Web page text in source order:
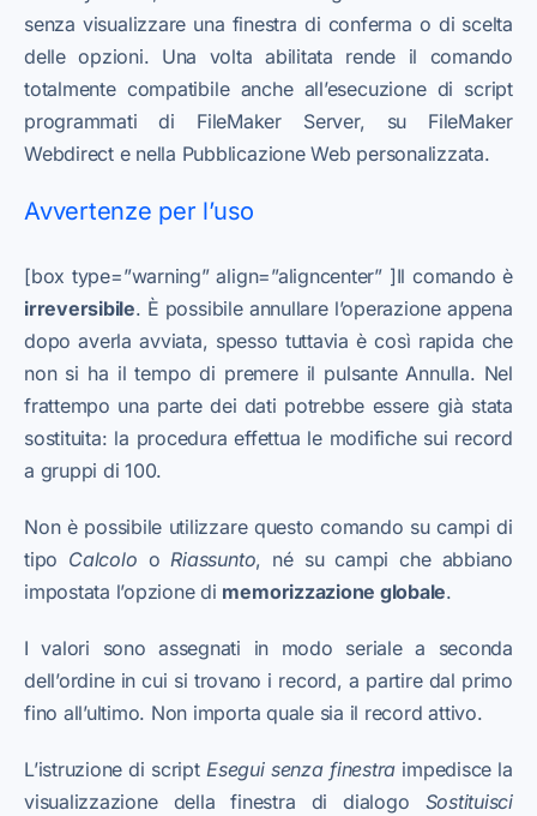
senza visualizzare una finestra di conferma o di scelta
delle opzioni. Una volta abilitata rende il comando
totalmente compatibile anche all’esecuzione di script
programmati di FileMaker Server, su FileMaker
Webdirect e nella Pubblicazione Web personalizzata.
Avvertenze per l’uso
[box type=”warning” align=”aligncenter” ]Il comando è
irreversibile. È possibile annullare l’operazione appena
dopo averla avviata, spesso tuttavia è così rapida che
non si ha il tempo di premere il pulsante Annulla. Nel
frattempo una parte dei dati potrebbe essere già stata
sostituita: la procedura effettua le modifiche sui record
a gruppi di 100.
Non è possibile utilizzare questo comando su campi di
tipo Calcolo o Riassunto, né su campi che abbiano
impostata l’opzione di memorizzazione globale.
I valori sono assegnati in modo seriale a seconda
dell’ordine in cui si trovano i record, a partire dal primo
fino all’ultimo. Non importa quale sia il record attivo.
L’istruzione di script Esegui senza finestra impedisce la
visualizzazione della finestra di dialogo Sostituisci